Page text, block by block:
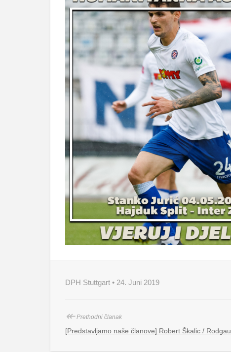
DPH Stuttgart • 24. Juni 2019
↞Prethodni članak
[Predstavljamo naše članove] Robert Škalic / Rodgau